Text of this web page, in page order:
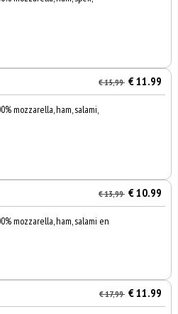
€ 15,99 € 11.99
mozzarella, ham, salami,
€ 13,99 € 10.99
mozzarella, ham, salami en
€ 17,99 € 11.99